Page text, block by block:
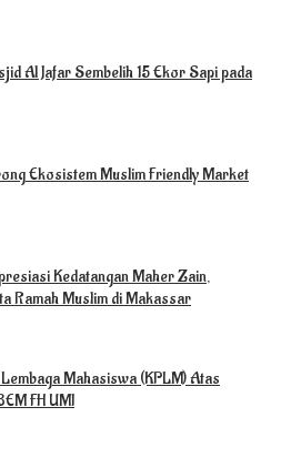
Al Jafar Sembelih 15 Ekor Sapi pada
Ekosistem Muslim Friendly Market
Kedatangan Maher Zain,
Ramah Muslim di Makassar
Mahasiswa (KPLM) Atas
FH UMI